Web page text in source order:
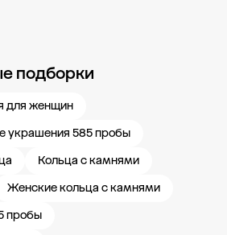
подборки
для женщин
украшения 585 пробы
Кольца с камнями
Женские кольца с камнями
пробы
ЗОЛОТОЙ Блог